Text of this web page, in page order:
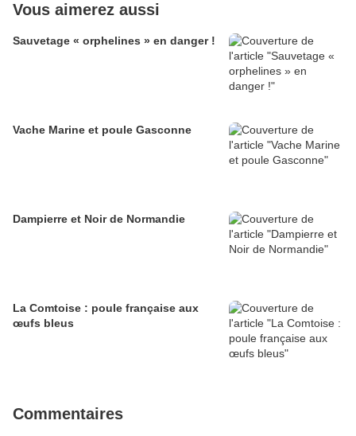
Vous aimerez aussi
Sauvetage « orphelines » en danger !
Vache Marine et poule Gasconne
Dampierre et Noir de Normandie
La Comtoise : poule française aux
œufs bleus
Commentaires